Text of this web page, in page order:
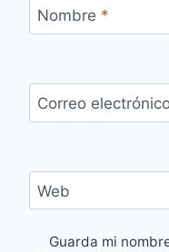
Nombre *
Correo
Web
Guarda mi